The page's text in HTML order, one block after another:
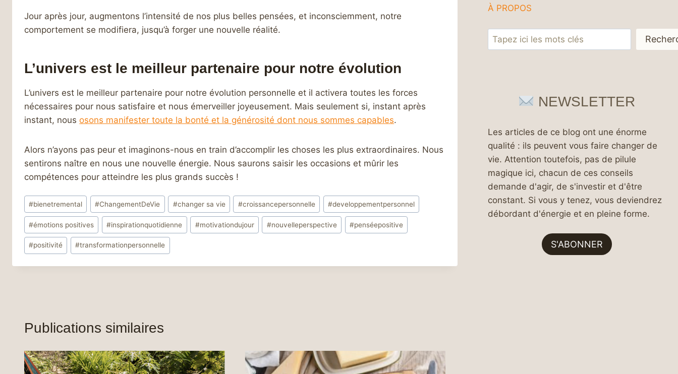
Jour après jour, augmentons l’intensité de nos plus belles pensées, et inconsciemment, notre
comportement se modifiera, jusqu’à forger une nouvelle réalité.
L’univers est le meilleur partenaire pour notre évolution
L’univers est le meilleur partenaire pour notre évolution personnelle et il activera toutes les forces
nécessaires pour nous satisfaire et nous émerveiller joyeusement. Mais seulement si, instant après
instant, nousosons manifester toute la bonté et la générosité dont nous sommes capables.
Alors n’ayons pas peur et imaginons-nous en train d’accomplir les choses les plus extraordinaires. Nous
sentirons naître en nous une nouvelle énergie. Nous saurons saisir les occasions et mûrir les
compétences pour atteindre les plus grands succès !
Étiquettes
de
la
publication :
#bienetremental #ChangementDeVie #changer sa vie #croissancepersonnelle #developpementpersonnel
#émotions positives #inspirationquotidienne #motivationdujour #nouvelleperspective #penséepositive
#positivité #transformationpersonnelle
Publications similaires
À PROPOS
Rechercher
NEWSLETTER
Les articles de ce blog ont une énorme
qualité : ils peuvent vous faire changer de
vie. Attention toutefois, pas de pilule
magique ici, chacun de ces conseils
demande d'agir, de s'investir et d'être
constant. Si vous y tenez, vous deviendrez
débordant d'énergie et en pleine forme.
S'ABONNER